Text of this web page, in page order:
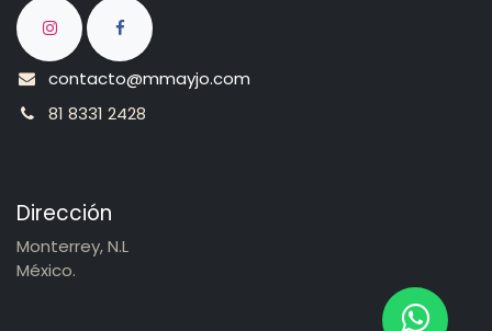
contacto@mmayjo.com
81 8331 2428
Dirección
Monterrey, N.L
México.